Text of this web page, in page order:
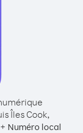
Îles Cook,
+ Numéro local